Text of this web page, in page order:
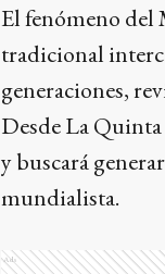
El fenómeno del
tradicional
generaciones,
Desde La
y buscará
mundialista.
Ads